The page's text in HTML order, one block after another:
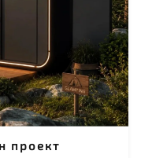
проект